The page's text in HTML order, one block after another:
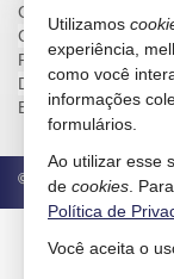
CUB /
CUB /SCvariação
Poupança
Dólar Comercial
Euro
© 2026 CRECI/SC
Utilizamos
experiência,
como você
informações
formulários.
Ao utilizar esse
de cookies .
Política de
Você aceita o